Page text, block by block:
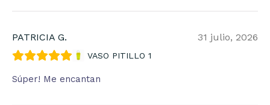
PATRICIA G. 31 julio, 2026
VASO PITILLO 1
Súper! Me encantan